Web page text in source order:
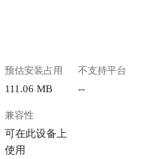
预估安装占用
111.06 MB
不支持平台
--
兼容性
可在此设备上
使用